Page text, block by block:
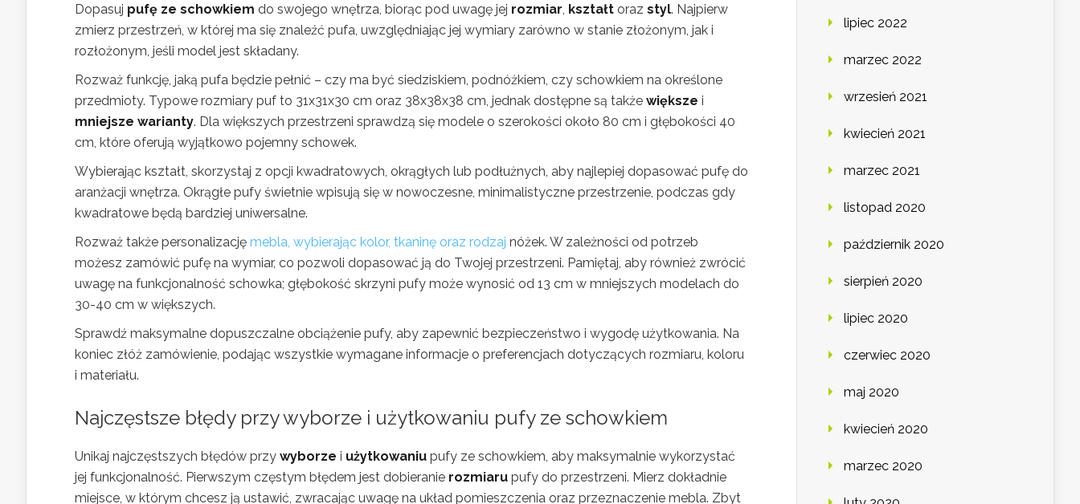
Dopasuj pufę ze schowkiem do swojego wnętrza, biorąc pod uwagę jej rozmiar kształt oraz styl. Najpierw
zmierz przestrzeń, w której ma się znaleźć pufa, uwzględniając jej wymiary zarówno w stanie złożonym, jak i
rozłożonym, jeśli model jest składany.
Rozważ funkcję, jaką pufa będzie pełnić – czy ma być siedziskiem, podnóżkiem, czy schowkiem na określone
przedmioty. Typowe rozmiary puf to 31x31x30 cm oraz 38x38x38 cm, jednak dostępne są także większe i
mniejsze warianty. Dla większych przestrzeni sprawdzą się modele o szerokości około 80 cm i głębokości 40
cm, które oferują wyjątkowo pojemny schowek.
Wybierając kształt, skorzystaj z opcji kwadratowych, okrągłych lub podłużnych, aby najlepiej dopasować pufę do
aranżacji wnętrza. Okrągłe pufy świetnie wpisują się w nowoczesne, minimalistyczne przestrzenie, podczas gdy
kwadratowe będą bardziej uniwersalne.
Rozważ także personalizację mebla, wybierając kolor, tkaninę oraz rodzaj nóżek. W zależności od potrzeb
możesz zamówić pufę na wymiar, co pozwoli dopasować ją do Twojej przestrzeni. Pamiętaj, aby również zwrócić
uwagę na funkcjonalność schowka; głębokość skrzyni pufy może wynosić od 13 cm w mniejszych modelach do
30-40 cm w większych.
Sprawdź maksymalne dopuszczalne obciążenie pufy, aby zapewnić bezpieczeństwo i wygodę użytkowania. Na
koniec złóż zamówienie, podając wszystkie wymagane informacje o preferencjach dotyczących rozmiaru, koloru
i materiału.
Najczęstsze błędy przy wyborze i użytkowaniu pufy ze schowkiem
Unikaj najczęstszych błędów przy wyborze i użytkowaniu pufy ze schowkiem, aby maksymalnie wykorzystać
jej funkcjonalność. Pierwszym częstym błędem jest dobieranie rozmiaru pufy do przestrzeni. Mierz dokładnie
miejsce, w którym chcesz ją ustawić, zwracając uwagę na układ pomieszczenia oraz przeznaczenie mebla. Zbyt
lipiec 2022
marzec 2022
wrzesień 2021
kwiecień 2021
marzec 2021
listopad 2020
październik 2020
sierpień 2020
lipiec 2020
czerwiec 2020
maj 2020
kwiecień 2020
marzec 2020